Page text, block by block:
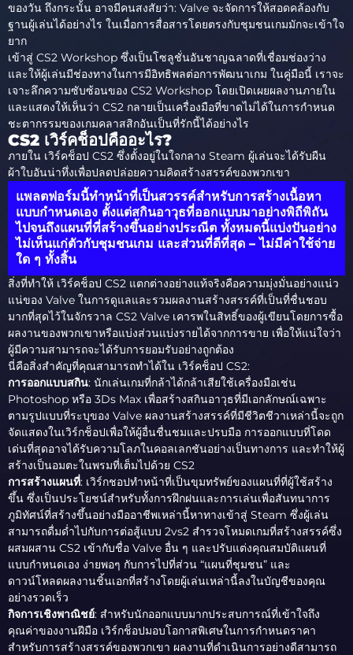
ของวัน ถึงกระนั้น อาจมีคนสงสัยว่า: Valve จะจัดการให้สอดคล้องกับ
ฐานผู้เล่นได้อย่างไร ในเมื่อการสื่อสารโดยตรงกับชุมชนเกมมักจะเข้าใจ
ยาก
เข้าสู่ CS2 Workshop ซึ่งเป็นโซลูชั่นอันชาญฉลาดที่เชื่อมช่องว่าง
และให้ผู้เล่นมีช่องทางในการมีอิทธิพลต่อการพัฒนาเกม ในคู่มือนี้ เราจะ
เจาะลึกความซับซ้อนของ CS2 Workshop โดยเปิดเผยผลงานภายใน
และแสดงให้เห็นว่า CS2 กลายเป็นเครื่องมือที่ขาดไม่ได้ในการกำหนด
ชะตากรรมของเกมคลาสสิกอันเป็นที่รักนี้ได้อย่างไร
CS2 เวิร์คช็อปคืออะไร?
ภายใน เวิร์คช็อป CS2 ซึ่งตั้งอยู่ในใจกลาง Steam ผู้เล่นจะได้รับผืน
ผ้าใบอันน่าทึ่งเพื่อปลดปล่อยความคิดสร้างสรรค์ของพวกเขา
แพลตฟอร์มนี้ทำหน้าที่เป็นสวรรค์สำหรับการสร้างเนื้อหา
แบบกำหนดเอง ตั้งแต่สกินอาวุธที่ออกแบบมาอย่างพิถีพิถัน
ไปจนถึงแผนที่ที่สร้างขึ้นอย่างประณีต ทั้งหมดนี้แบ่งปันอย่าง
ไม่เห็นแก่ตัวกับชุมชนเกม และส่วนที่ดีที่สุด – ไม่มีค่าใช้จ่าย
ใด ๆ ทั้งสิ้น
สิ่งที่ทำให้ เวิร์คช็อป CS2 แตกต่างอย่างแท้จริงคือความมุ่งมั่นอย่างแน่ว
แน่ของ Valve ในการดูแลและรวมผลงานสร้างสรรค์ที่เป็นที่ชื่นชอบ
มากที่สุดไว้ในจักรวาล CS2 Valve เคารพในสิทธิ์ของผู้เขียนโดยการซื้อ
ผลงานของพวกเขาหรือแบ่งส่วนแบ่งรายได้จากการขาย เพื่อให้แน่ใจว่า
ผู้มีความสามารถจะได้รับการยอมรับอย่างถูกต้อง
นี่คือสิ่งสำคัญที่คุณสามารถทำได้ใน เวิร์คช็อป CS2:
การออกแบบสกิน: นักเล่นเกมที่กล้าได้กล้าเสียใช้เครื่องมือเช่น
Photoshop หรือ 3Ds Max เพื่อสร้างสกินอาวุธที่มีเอกลักษณ์เฉพาะ
ตามรูปแบบที่ระบุของ Valve ผลงานสร้างสรรค์ที่มีชีวิตชีวาเหล่านี้จะถูก
จัดแสดงในเวิร์กช็อปเพื่อให้ผู้อื่นชื่นชมและปรบมือ การออกแบบที่โดด
เด่นที่สุดอาจได้รับความโลภในคอลเลกชันอย่างเป็นทางการ และทำให้ผู้
สร้างเป็นอมตะในพรมที่เต็มไปด้วย CS2
การสร้างแผนที่: เวิร์กชอปทำหน้าที่เป็นขุมทรัพย์ของแผนที่ที่ผู้ใช้สร้าง
ขึ้น ซึ่งเป็นประโยชน์สำหรับทั้งการฝึกฝนและการเล่นเพื่อสันทนาการ
ภูมิทัศน์ที่สร้างขึ้นอย่างมืออาชีพเหล่านี้หาทางเข้าสู่ Steam ซึ่งผู้เล่น
สามารถดื่มด่ำไปกับการต่อสู้แบบ 2vs2 สำรวจโหมดเกมที่สร้างสรรค์ซึ่ง
ผสมผสาน CS2 เข้ากับชื่อ Valve อื่น ๆ และปรับแต่งคุณสมบัติแผนที่
แบบกำหนดเอง ง่ายพอๆ กับการไปที่ส่วน “แผนที่ชุมชน” และ
ดาวน์โหลดผลงานชิ้นเอกที่สร้างโดยผู้เล่นเหล่านี้ลงในบัญชีของคุณ
อย่างรวดเร็ว
กิจการเชิงพาณิชย์: สำหรับนักออกแบบมากประสบการณ์ที่เข้าใจถึง
คุณค่าของงานฝีมือ เวิร์กช็อปมอบโอกาสพิเศษในการกำหนดราคา
สำหรับการสร้างสรรค์ของพวกเขา ผลงานที่ดำเนินการอย่างดีสามารถ